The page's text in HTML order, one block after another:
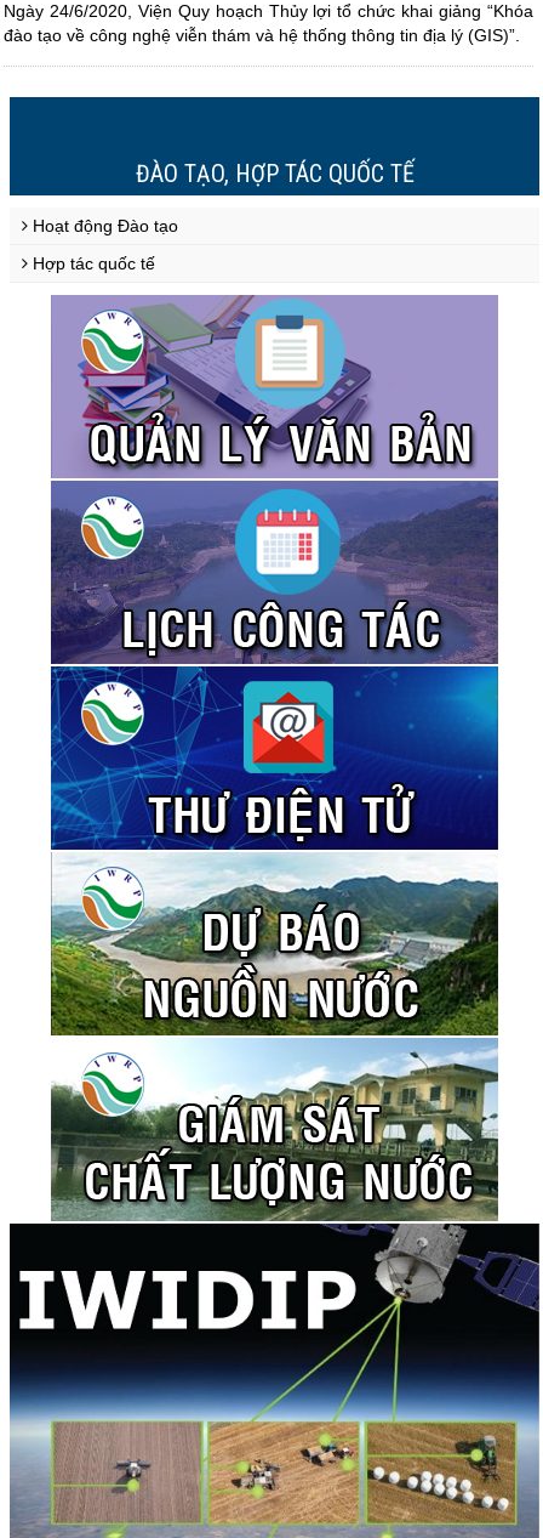
Ngày 24/6/2020, Viện Quy hoạch Thủy lợi tổ chức khai giảng “Khóa
đào tạo về công nghệ viễn thám và hệ thống thông tin địa lý (GIS)”.
ĐÀO TẠO, HỢP TÁC QUỐC TẾ
Hoạt động Đào tạo
Hợp tác quốc tế